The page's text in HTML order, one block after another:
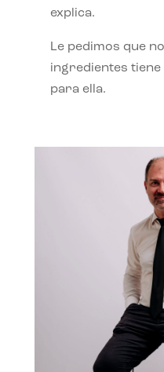
explica.
Le pedimos que
ingredientes tiene
para ella.